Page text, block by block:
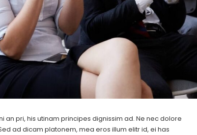
pri, his utinam principes dignissim ad. Ne nec dolore
ad dicam platonem, mea eros illum elitr id, ei has